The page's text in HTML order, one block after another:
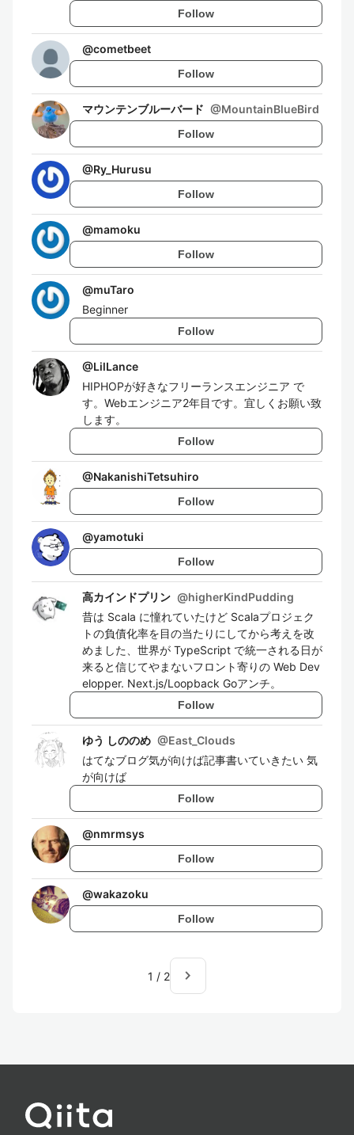
Follow
@cometbeet
Follow
マウンテンブルーバード @MountainBlueBird
Follow
@Ry_Hurusu
Follow
@mamoku
Follow
@muTaro
Beginner
Follow
@LilLance
HIPHOPが好きなフリーランスエンジニア で
す。Webエンジニア2年目です。宜しくお願い致
します。
Follow
@NakanishiTetsuhiro
Follow
@yamotuki
Follow
高カインドプリン @higherKindPudding
昔は Scala に憧れていたけど Scalaプロジェク
トの負債化率を目の当たりにしてから考えを改
めました、世界が TypeScript で統一される日が
来ると信じてやまないフロント寄りの Web Dev
elopper. Next.js/Loopback Goアンチ。
Follow
ゆう しののめ @East_Clouds
はてなブログ気が向けば記事書いていきたい 気
が向けば
Follow
@nmrmsys
Follow
@wakazoku
Follow
1 / 2 navigate_next